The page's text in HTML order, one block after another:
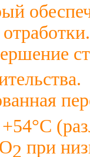
О2 при